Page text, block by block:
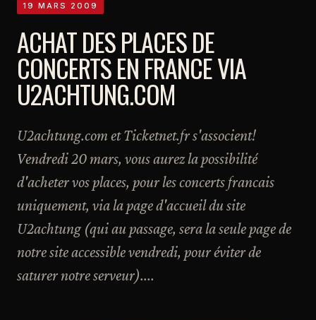
19 MARS 2009
ACHAT DES PLACES DE
CONCERTS EN FRANCE VIA
U2ACHTUNG.COM
U2achtung.com et Ticketnet.fr s'associent!
Vendredi 20 mars, vous aurez la possibilité
d'acheter vos places, pour les concerts francais
uniquement, via la page d'accueil du site
U2achtung (qui au passage, sera la seule page de
notre site accessible vendredi, pour éviter de
saturer notre serveur)....